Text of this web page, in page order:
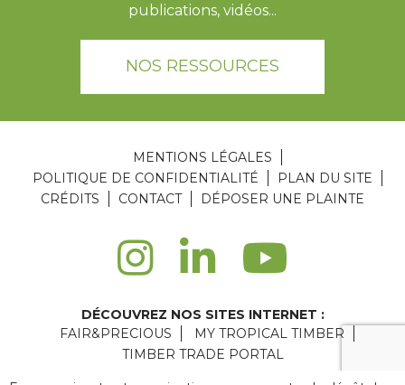
publications, vidéos...
NOS RESSOURCES
MENTIONS LÉGALES
POLITIQUE DE CONFIDENTIALITÉ
PLAN DU SITE
CRÉDITS
CONTACT DÉPOSER UNE PLAINTE
DÉCOUVREZ NOS SITES INTERNET :
FAIR&PRECIOUS
MY TROPICAL TIMBER
TIMBER TRADE PORTAL